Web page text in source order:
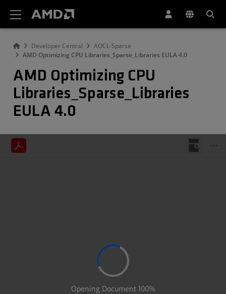
Developer Central
AOCL-Sparse
AMD Optimizing CPU Libraries_Sparse_Libraries EULA 4.0
AMD Optimizing CPU
Libraries_Sparse_Libraries
EULA 4.0